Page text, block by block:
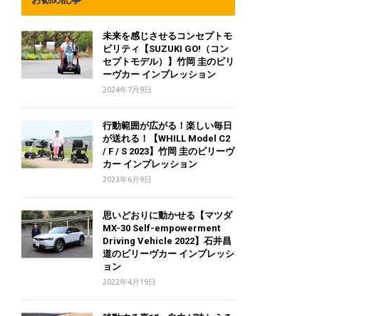
未来を感じさせるコンセプトモ
ビリティ【SUZUKI GO!（コン
セプトモデル）】竹岡 圭のビリ
ーヴカー インプレッション
2024年7月9日
行動範囲が広がる！楽しい毎日
が送れる！【WHILL Model C2
/ F / S 2023】竹岡 圭のビリーヴ
カー インプレッション
2023年6月9日
思いどおりに動かせる【マツダ
MX-30 Self-empowerment
Driving Vehicle 2022】石井昌
道のビリーヴカー インプレッシ
ョン
2022年4月19日